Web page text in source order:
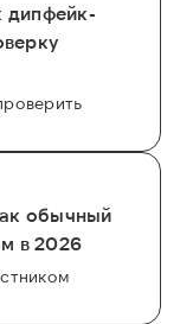
дипфейк-
обычный
в 2026